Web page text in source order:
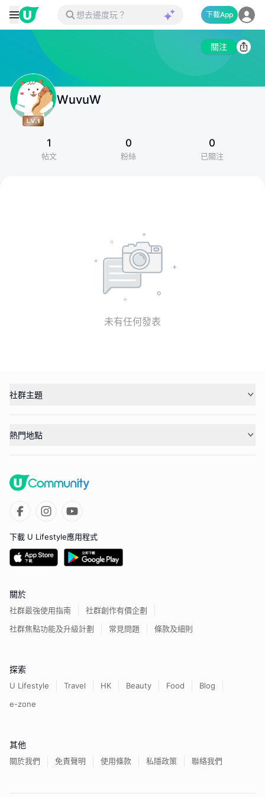
下載App
關注
WuvuW
1
帖文
0
粉絲
0
已關注
未有任何發表
社群主題
熱門地點
下載 U Lifestyle應用程式
關於
社群最強使用指南
社群創作有價企劃
社群焦點功能及升級計劃
常見問題 條款及細則
探索
U Lifestyle Travel HK Beauty Food
Blog
e-zone
其他
關於我們 免責聲明 使用條款 私隱政策 聯絡我們